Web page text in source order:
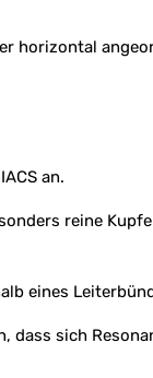
horizontal
an.
reine
eines
dass sich